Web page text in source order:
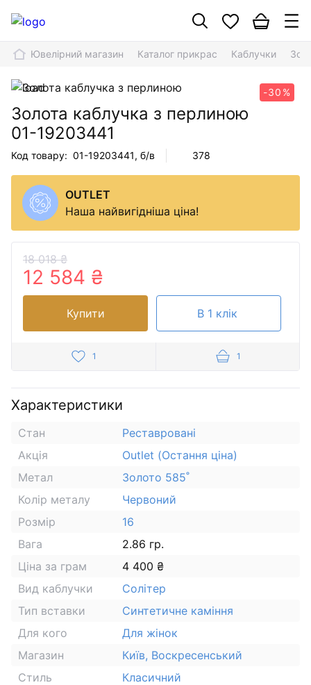
Ювелірний магазин Каталог прикрас Каблучки
-30%
Золота каблучка з перлиною
01-19203441
Код товару: 01-19203441, б/в 378
OUTLET
Наша найвигідніша ціна!
18 018 ₴
12 584 ₴
Купити В 1 клік
1 1
Характеристики
Стан
Реставровані
Акція
Outlet (Остання ціна)
Метал
Золото 585˚
Колір металу
Червоний
Розмір
16
Вага
2.86 гр.
Ціна за грам
4 400 ₴
Вид каблучки
Солітер
Тип вставки
Синтетичне каміння
Для кого
Для жінок
Магазин
Київ, Воскресенський
Стиль
Класичний